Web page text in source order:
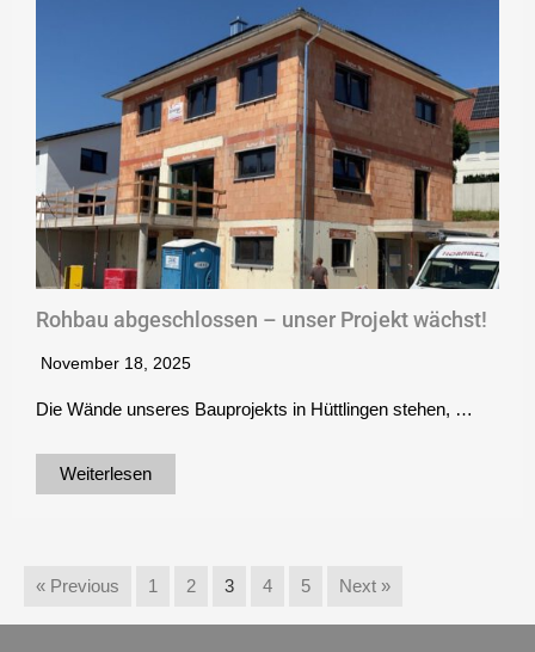
Rohbau abgeschlossen – unser Projekt wächst!
November 18, 2025
Die Wände unseres Bauprojekts in Hüttlingen stehen, …
Weiterlesen
« Previous 1 2 3 4 5 Next »